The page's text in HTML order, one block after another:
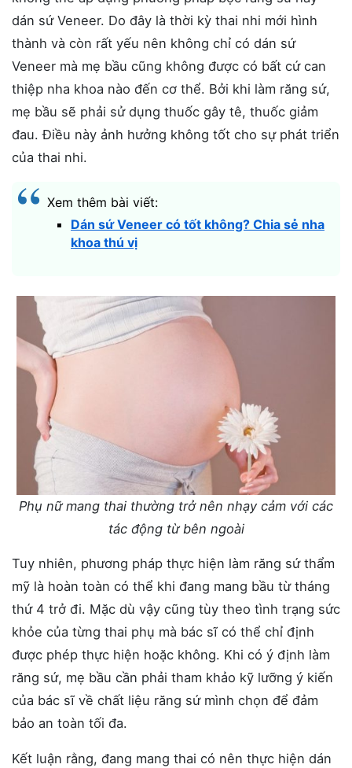
dán sứ Veneer. Do đây là thời kỳ thai nhi mới hình
thành và còn rất yếu nên không chỉ có dán sứ
Veneer mà mẹ bầu cũng không được có bất cứ can
thiệp nha khoa nào đến cơ thể. Bởi khi làm răng sứ,
mẹ bầu sẽ phải sử dụng thuốc gây tê, thuốc giảm
đau. Điều này ảnh hưởng không tốt cho sự phát triển
của thai nhi.
Xem thêm bài viết:
Dán sứ Veneer có tốt không? Chia sẻ nha
khoa thú vị
Phụ nữ mang thai thường trở nên nhạy cảm với các
tác động từ bên ngoài
Tuy nhiên, phương pháp thực hiện làm răng sứ thẩm
mỹ là hoàn toàn có thể khi đang mang bầu từ tháng
thứ 4 trở đi. Mặc dù vậy cũng tùy theo tình trạng sức
khỏe của từng thai phụ mà bác sĩ có thể chỉ định
được phép thực hiện hoặc không. Khi có ý định làm
răng sứ, mẹ bầu cần phải tham khảo kỹ lưỡng ý kiến
của bác sĩ về chất liệu răng sứ mình chọn để đảm
bảo an toàn tối đa.
Kết luận rằng, đang mang thai có nên thực hiện dán